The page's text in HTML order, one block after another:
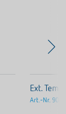
Ext.